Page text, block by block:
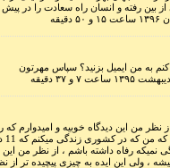
بین رفته و انسان راه سعادت را در پیش
به من ایمیل بزنید؟ سپاس مهرتون
نظر من این دیدگاه خوبیه و امیدوارم که
نمیکه رفاه داشته باشم ، از نظر من این
، ولی این ایده به چیزی پیچیده تر از